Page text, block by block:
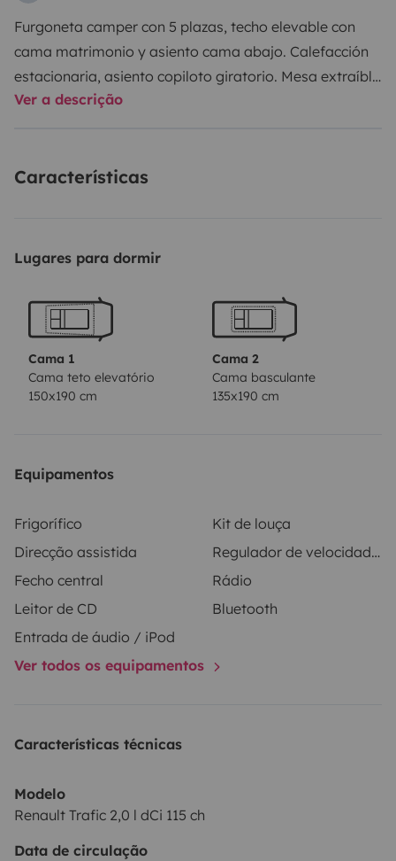
Furgoneta camper con 5 plazas, techo elevable con
cama matrimonio y asiento cama abajo. Calefacción
estacionaria, asiento copiloto giratorio. Mesa extraíble
(oculta en la parte trasera) para colocar dentro a
cubertería y menaje. Armario amplio bajo asiento.
Camping gas y cazuelas. 2 sillas y una mesa de
o skis. Equipo de música con Bluetooth y manos libres.
Tomas de mechero y USB. Se deja un inversor sencillo
cómoda
Ver a descrição
Características
Lugares para dormir
Cama 1
Cama teto elevatório
150x190 cm
Cama 2
Cama basculante
135x190 cm
Equipamentos
Frigorífico
Kit de louça
Direcção assistida
Regulador de velocidade / Cruise Control
Fecho central
Rádio
Leitor de CD
Bluetooth
Entrada de áudio / iPod
Ver todos os equipamentos
Características técnicas
Modelo
Renault Trafic 2,0 l dCi 115 ch
Data de circulação